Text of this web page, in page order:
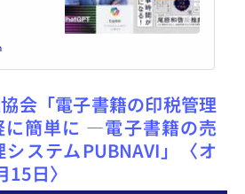
会「電子書籍の印税管理
に簡単に ―電子書籍の売
ステムPUBNAVI」〈オ
日〉